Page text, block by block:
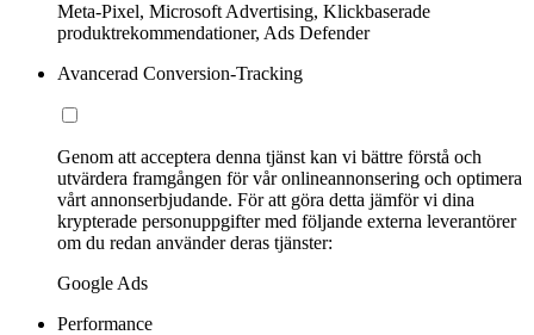
Meta-Pixel, Microsoft Advertising, Klickbaserade
produktrekommendationer, Ads Defender
Avancerad Conversion-Tracking
Genom att acceptera denna tjänst kan vi bättre förstå och
utvärdera framgången för vår onlineannonsering och optimera
vårt annonserbjudande. För att göra detta jämför vi dina
krypterade personuppgifter med följande externa leverantörer
om du redan använder deras tjänster:
Google Ads
Performance